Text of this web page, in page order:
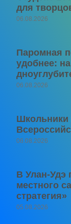
для
06.08.2026
Паромная
удобнее:
06.08.2026
Школьники
06.08.2026
В Улан-
местного
стратегия»
05.08.2026